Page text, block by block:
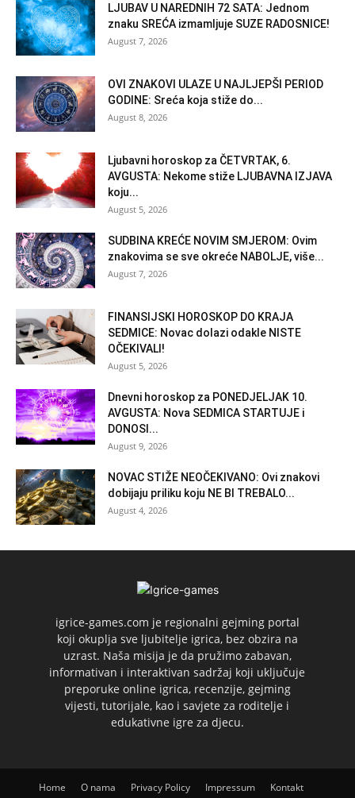
LJUBAV U NAREDNIH 72 SATA: Jednom
znaku SREĆA izmamljuje SUZE RADOSNICE!
August 7, 2026
OVI ZNAKOVI ULAZE U NAJLJEPŠI PERIOD
GODINE: Sreća koja stiže do...
August 8, 2026
Ljubavni horoskop za ČETVRTAK, 6.
AVGUSTA: Nekome stiže LJUBAVNA IZJAVA
koju...
August 5, 2026
SUDBINA KREĆE NOVIM SMJEROM: Ovim
znakovima se sve okreće NABOLJE, više...
August 7, 2026
FINANSIJSKI HOROSKOP DO KRAJA
SEDMICE: Novac dolazi odakle NISTE
OČEKIVALI!
August 5, 2026
Dnevni horoskop za PONEDJELJAK 10.
AVGUSTA: Nova SEDMICA STARTUJE i
DONOSI...
August 9, 2026
NOVAC STIŽE NEOČEKIVANO: Ovi znakovi
dobijaju priliku koju NE BI TREBALO...
August 4, 2026
igrice-games.com je regionalni gejming portal
koji okuplja sve ljubitelje igrica, bez obzira na
uzrast. Naša misija je da pružimo zabavan,
informativan i interaktivan sadržaj koji uključuje
preporuke online igrica, recenzije, gejming
vijesti, tutorijale, kao i savjete za roditelje i
edukativne igre za djecu.
Home O nama Privacy Policy Impressum
Kontakt